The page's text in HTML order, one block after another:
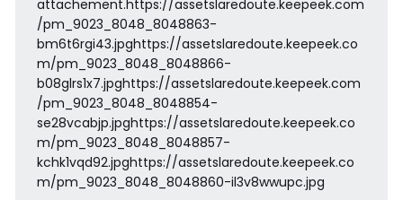
attachement.https://assetslaredoute.keepeek.com
/pm_9023_8048_8048863-
bm6t6rgi43.jpghttps://assetslaredoute.keepeek.co
m/pm_9023_8048_8048866-
b08glrs1x7.jpghttps://assetslaredoute.keepeek.com
/pm_9023_8048_8048854-
se28vcabjp.jpghttps://assetslaredoute.keepeek.co
m/pm_9023_8048_8048857-
kchk1vqd92.jpghttps://assetslaredoute.keepeek.co
m/pm_9023_8048_8048860-il3v8wwupc.jpg